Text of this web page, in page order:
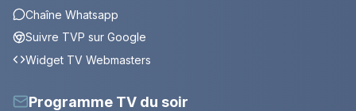
Chaîne Whatsapp
Suivre TVP sur Google
Widget TV Webmasters
Programme TV du soir